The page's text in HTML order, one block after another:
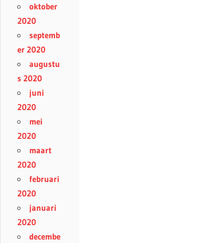
oktober
2020
septemb
er 2020
augustu
s 2020
juni
2020
mei
2020
maart
2020
februari
2020
januari
2020
decembe